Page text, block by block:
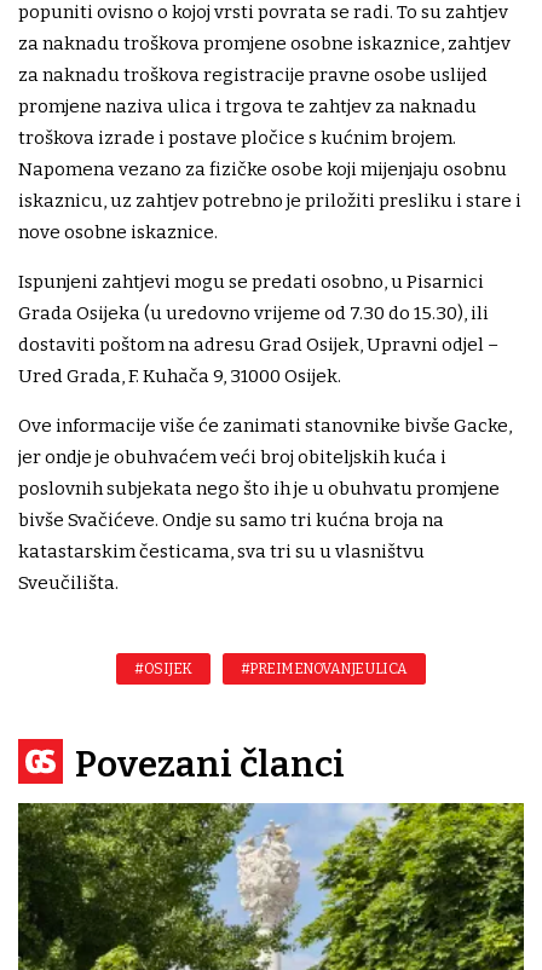
popuniti ovisno o kojoj vrsti povrata se radi. To su zahtjev
za naknadu troškova promjene osobne iskaznice, zahtjev
za naknadu troškova registracije pravne osobe uslijed
promjene naziva ulica i trgova te zahtjev za naknadu
troškova izrade i postave pločice s kućnim brojem.
Napomena vezano za fizičke osobe koji mijenjaju osobnu
iskaznicu, uz zahtjev potrebno je priložiti presliku i stare i
nove osobne iskaznice.
Ispunjeni zahtjevi mogu se predati osobno, u Pisarnici
Grada Osijeka (u uredovno vrijeme od 7.30 do 15.30), ili
dostaviti poštom na adresu Grad Osijek, Upravni odjel –
Ured Grada, F. Kuhača 9, 31000 Osijek.
Ove informacije više će zanimati stanovnike bivše Gacke,
jer ondje je obuhvaćem veći broj obiteljskih kuća i
poslovnih subjekata nego što ih je u obuhvatu promjene
bivše Svačićeve. Ondje su samo tri kućna broja na
katastarskim česticama, sva tri su u vlasništvu
Sveučilišta.
#OSIJEK #PREIMENOVANJE ULICA
Povezani članci